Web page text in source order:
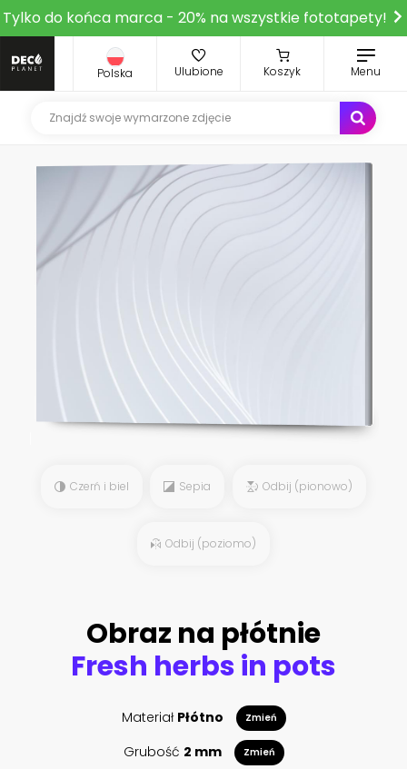
Tylko do końca marca - 20% na wszystkie fototapety!
Polska Ulubione Koszyk Menu
Czerń i biel Sepia Odbij (pionowo)
Odbij (poziomo)
Obraz na płótnie
Fresh herbs in pots
Materiał Płótno Zmień
Grubość 2 mm Zmień